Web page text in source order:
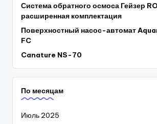
Система обратного осмоса Гейзер
расширенная комплектация
Поверхностный насос-автомат
FC
Canature NS-70
По месяцам
Июль 2025